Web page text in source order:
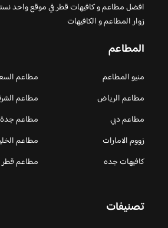
افضل مطاعم و كافيهات قطر في موقع واحد
زوار المطاعم و الكافيهات
المطاعم
منيو المطاعم
مطاعم
مطاعم الرياض
مطاعم
مطاعم دبي
مطاعم جدة
زووم الامارات
مطاعم
كافيهات جده
مطاعم قطر
تصنيفات